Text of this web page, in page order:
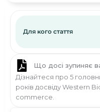
Для кого стаття
Що досі зупиняє
Дізнайтеся про 5
років досвіду Western
commerce.